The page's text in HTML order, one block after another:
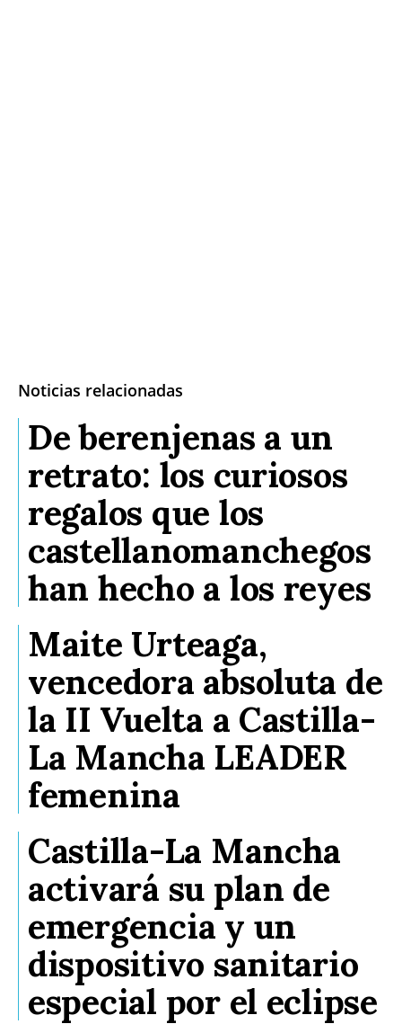
Noticias relacionadas
De berenjenas a un
retrato: los curiosos
regalos que los
castellanomanchegos
han hecho a los reyes
Maite Urteaga,
vencedora absoluta de
la II Vuelta a Castilla-
La Mancha LEADER
femenina
Castilla-La Mancha
activará su plan de
emergencia y un
dispositivo sanitario
especial por el eclipse